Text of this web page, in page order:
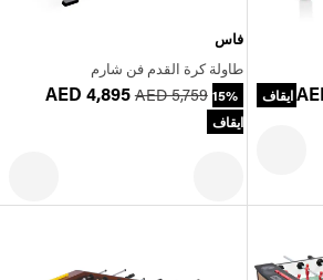
فاس
طاولة كرة القدم فن شارم
AED 4,895 AED 5,759 15%
ايقاف